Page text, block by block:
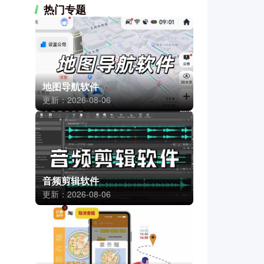
热门专题
地图导航软件
更新：2026-08-06
音频剪辑软件
更新：2026-08-06